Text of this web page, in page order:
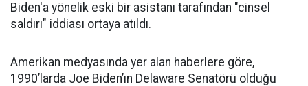
Biden'a yönelik eski bir asistanı tarafından "cinsel
saldırı" iddiası ortaya atıldı.
Amerikan medyasında yer alan haberlere göre,
1990’larda Joe Biden’ın Delaware Senatörü olduğu